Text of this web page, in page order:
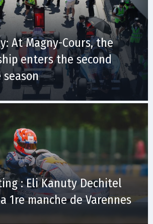
At Magny-Cours, the
enters the second
: Eli Kanuty Dechitel
1re manche de Varennes